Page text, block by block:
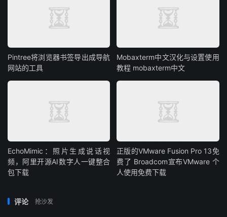
Pintree将浏览器书签导出成导航
网站的工具
Mobaxterm中文汉化与设置使用
教程 mobaxterm中文
EchoMimic：照片生成说话视
频，阿里开源AI数字人一键整合
包下载
正版的VMware Fusion Pro 13免
费了 Broadcom宣布VMware 个
人使用免费下载
评论 抢沙发